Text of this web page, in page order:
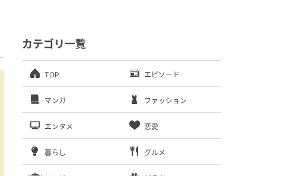
カテゴリ一覧
TOP エピソード
マンガ ファッション
エンタメ 恋愛
暮らし グルメ